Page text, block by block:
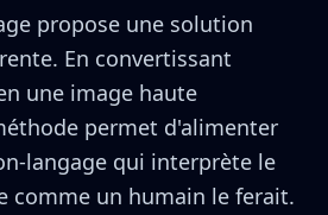
propose une solution
En convertissant
une image haute
permet d'alimenter
langage qui interprète le
comme un humain le ferait.